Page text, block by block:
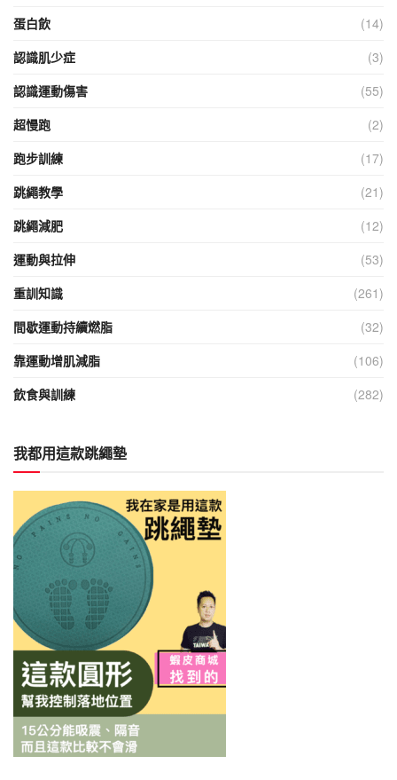
蛋白飲
(14)
認識肌少症
(3)
認識運動傷害
(55)
超慢跑
(2)
跑步訓練
(17)
跳繩教學
(21)
跳繩減肥
(12)
運動與拉伸
(53)
重訓知識
(261)
間歇運動持續燃脂
(32)
靠運動增肌減脂
(106)
飲食與訓練
(282)
我都用這款跳繩墊